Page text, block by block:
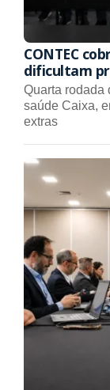
CONTEC
dificultam
Quarta rodada
saúde Caixa,
extras